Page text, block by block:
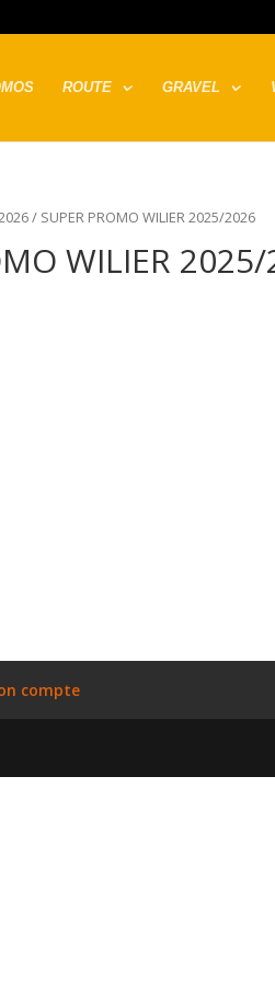
ROUTE GRAVEL
/ SUPER PROMO WILIER 2025/2026
WILIER
compte